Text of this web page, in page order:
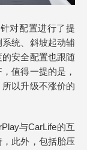
对配置进行了提
统、斜坡起动辅
安全配置也跟随
值得一提的是，
以升级不涨价的
与CarLife的互
此外，包括胎压